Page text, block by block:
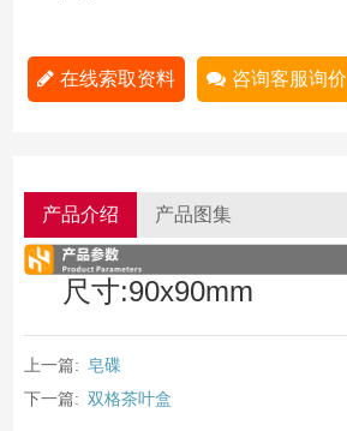
在线索取资料 咨询客服询价
产品介绍 产品图集
尺寸:90x90mm
上一篇: 皂碟
下一篇: 双格茶叶盒